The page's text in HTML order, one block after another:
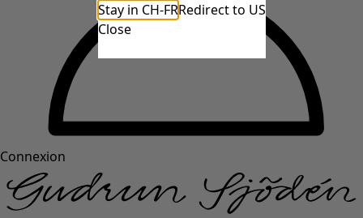
Connexion
Stay in CH-FRRedirect to US
Close